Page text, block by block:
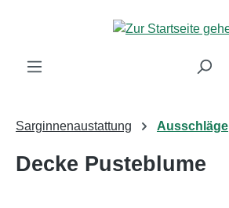
Zum Hauptinhalt springen
Sarginnenaustattung Ausschläge
Decke Pusteblume